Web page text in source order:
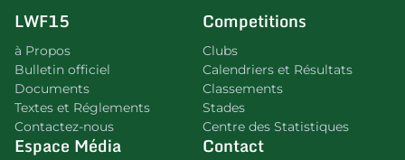
LWF15
à Propos
Bulletin officiel
Documents
Textes et Réglements
Contactez-nous
Competitions
Clubs
Calendriers et Résultats
Classements
Stades
Centre des Statistiques
Espace Média Contact